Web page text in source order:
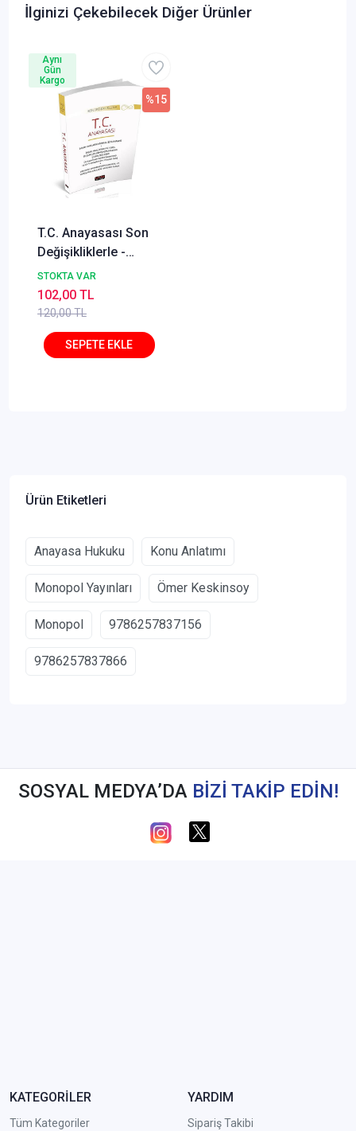
İlginizi Çekebilecek Diğer Ürünler
T.C. Anayasası Son
Değişikliklerle -
Savaş Yayınları Ekim
2025
STOKTA VAR
120,00 TL
%15
102,00 TL
Aynı
Gün
Kargo
Ürün Etiketleri
Anayasa Hukuku Konu Anlatımı
Monopol Yayınları Ömer Keskinsoy
Monopol 9786257837156
9786257837866
SOSYAL MEDYA’DA BİZİ TAKİP EDİN!
KATEGORİLER
Tüm Kategoriler
YARDIM
Sipariş Takibi